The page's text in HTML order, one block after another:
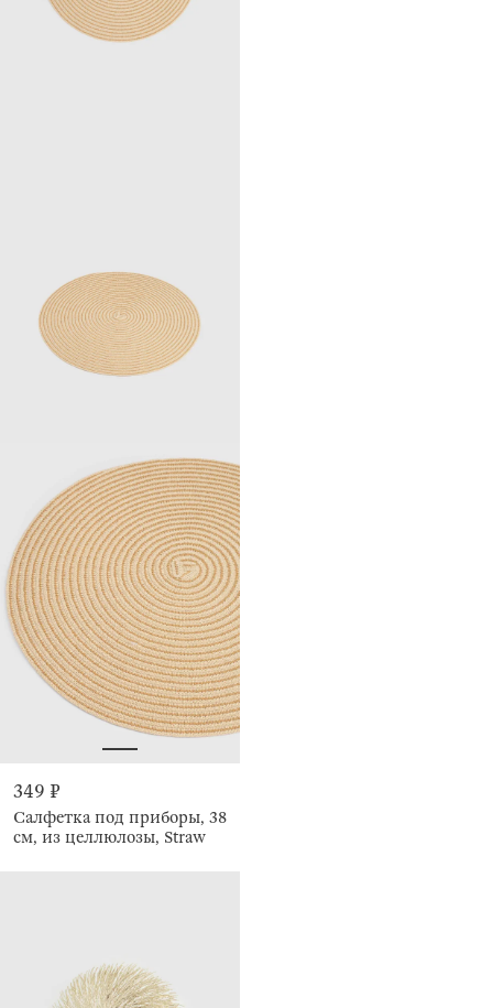
349 ₽
Салфетка под приборы, 38
см, из целлюлозы, Straw